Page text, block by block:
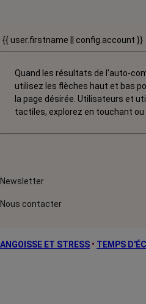
{{ user.firstname || config.account }}
Quand les résultats de l'auto-
utilisez les flèches haut et bas
la page désirée. Utilisateurs et
tactiles, explorez en touchant ou
Newsletter
Nous contacter
ANGOISSE ET STRESS • TEMPS